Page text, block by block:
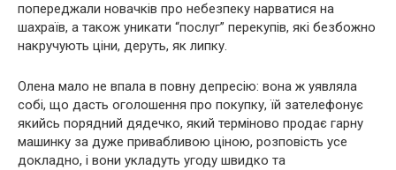
попереджали новачків про небезпеку нарватися на
шахраїв, а також уникати “послуг” перекупів, які безбожно
накручують ціни, деруть, як липку.
Олена мало не впала в повну депресію: вона ж уявляла
собі, що дасть оголошення про покупку, їй зателефонує
якийсь порядний дядечко, який терміново продає гарну
машинку за дуже привабливою ціною, розповість усе
докладно, і вони укладуть угоду швидко та